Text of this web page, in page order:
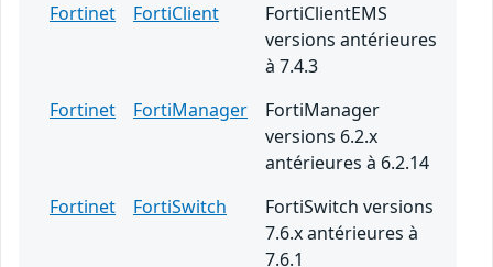
Fortinet
FortiClient
FortiClientEMS
versions antérieures
à 7.4.3
Fortinet
FortiManager
FortiManager
versions 6.2.x
antérieures à 6.2.14
Fortinet
FortiSwitch
FortiSwitch versions
7.6.x antérieures à
7.6.1